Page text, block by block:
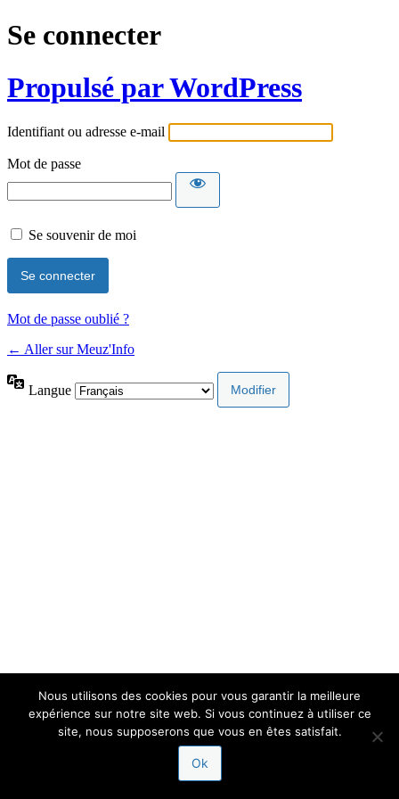
Se connecter
Propulsé par WordPress
Identifiant ou adresse e-mail
Mot de passe
Se souvenir de moi
Mot de passe oublié ?
← Aller sur Meuz'Info
Langue
Nous utilisons des cookies pour vous garantir la meilleure
expérience sur notre site web. Si vous continuez à utiliser ce
site, nous supposerons que vous en êtes satisfait.
Ok